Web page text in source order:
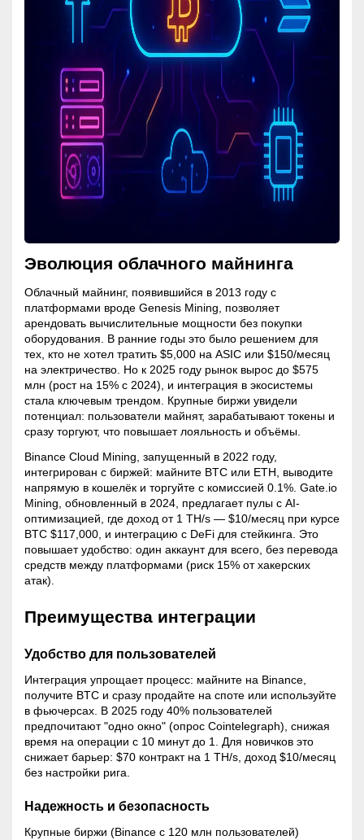
Эволюция облачного майнинга
Облачный майнинг, появившийся в 2013 году с
платформами вроде Genesis Mining , позволяет
арендовать вычислительные мощности без покупки
оборудования. В ранние годы это было решением для
тех, кто не хотел тратить $5,000 на ASIC или $150/месяц
на электричество. Но к 2025 году рынок вырос до $575
млн (рост на 15% с 2024), и интеграция в экосистемы
стала ключевым трендом. Крупные биржи увидели
потенциал: пользователи майнят, зарабатывают токены и
сразу торгуют, что повышает лояльность и объёмы.
Binance Cloud Mining , запущенный в 2022 году,
интегрирован с биржей: майните BTC или ETH, выводите
напрямую в кошелёк и торгуйте с комиссией 0.1%. Gate.io
Mining , обновленный в 2024, предлагает пулы с AI-
оптимизацией, где доход от 1 TH/s — $10/месяц при курсе
BTC $117,000, и интеграцию с DeFi для стейкинга. Это
повышает удобство: один аккаунт для всего, без перевода
средств между платформами (риск 15% от хакерских
атак).
Преимущества интеграции
Удобство для пользователей
Интеграция упрощает процесс: майните на Binance,
получите BTC и сразу продайте на споте или используйте
в фьючерсах. В 2025 году 40% пользователей
предпочитают "одно окно" (опрос Cointelegraph), снижая
время на операции с 10 минут до 1. Для новичков это
снижает барьер: $70 контракт на 1 TH/s, доход $10/месяц
без настройки рига.
Надежность и безопасность
Крупные биржи (Binance с 120 млн пользователей)